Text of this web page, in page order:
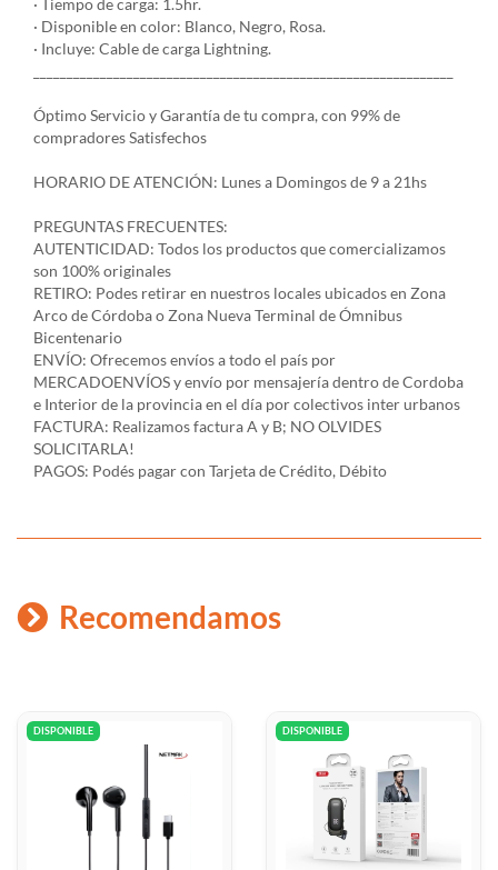
· Tiempo de carga: 1.5hr.
· Disponible en color: Blanco, Negro, Rosa.
· Incluye: Cable de carga Lightning.
Óptimo Servicio y Garantía de tu compra, con 99% de
compradores Satisfechos
HORARIO DE ATENCIÓN: Lunes a Domingos de 9 a 21hs
PREGUNTAS FRECUENTES:
AUTENTICIDAD: Todos los productos que comercializamos
son 100% originales
RETIRO: Podes retirar en nuestros locales ubicados en Zona
Arco de Córdoba o Zona Nueva Terminal de Ómnibus
Bicentenario
ENVÍO: Ofrecemos envíos a todo el país por
MERCADOENVÍOS y envío por mensajería dentro de Cordoba
e Interior de la provincia en el día por colectivos inter urbanos
FACTURA: Realizamos factura A y B; NO OLVIDES
SOLICITARLA!
PAGOS: Podés pagar con Tarjeta de Crédito, Débito
Recomendamos
DISPONIBLE DISPONIBLE